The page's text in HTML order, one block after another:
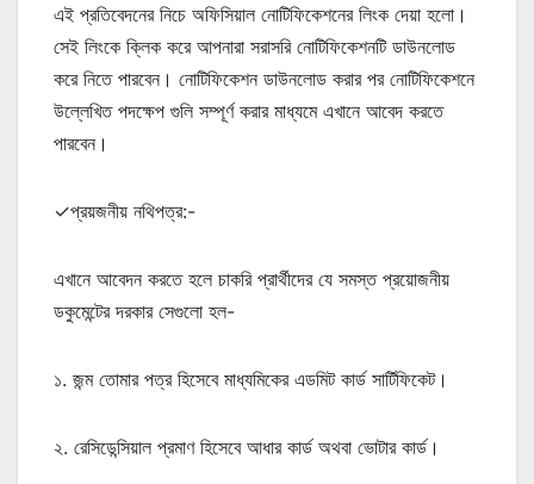
এই প্রতিবেদনের নিচে অফিসিয়াল নোটিফিকেশনের লিংক দেয়া হলো।
সেই লিংকে ক্লিক করে আপনারা সরাসরি নোটিফিকেশনটি ডাউনলোড
করে নিতে পারবেন। নোটিফিকেশন ডাউনলোড করার পর নোটিফিকেশনে
উল্লেখিত পদক্ষেপ গুলি সম্পূর্ণ করার মাধ্যমে এখানে আবেদ করতে
পারবেন।
✓প্রয়জনীয় নথিপত্র:-
এখানে আবেদন করতে হলে চাকরি প্রার্থীদের যে সমস্ত প্রয়োজনীয়
ডকুমেন্টের দরকার সেগুলো হল-
১. জন্ম তোমার পত্র হিসেবে মাধ্যমিকের এডমিট কার্ড সার্টিফিকেট।
২. রেসিডেন্সিয়াল প্রমাণ হিসেবে আধার কার্ড অথবা ভোটার কার্ড।